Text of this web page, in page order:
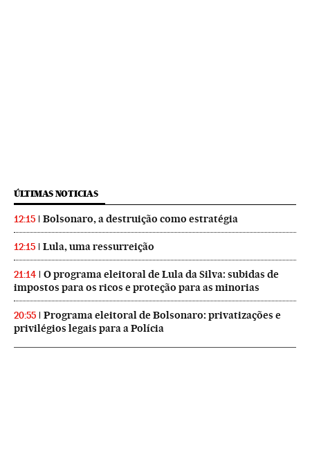
ÚLTIMAS NOTICIAS
12:15 Bolsonaro, a destruição como estratégia
12:15 Lula, uma ressurreição
21:14
O programa eleitoral de Lula da Silva: subidas de
impostos para os ricos e proteção para as minorias
20:55
Programa eleitoral de Bolsonaro: privatizações e
privilégios legais para a Polícia